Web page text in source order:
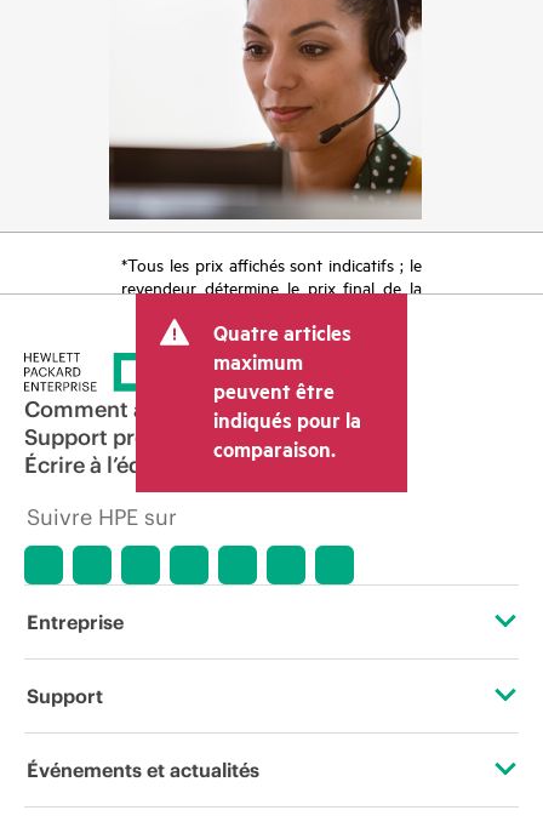
*Tous les prix affichés sont indicatifs ; le
revendeur détermine le prix final de la
tels que la TVA ou les taxes sur la vente
et les frais d’expédition. Le prix de la
transaction déterminé par le revendeur
peut varier par rapport à d’autres
revendeurs et au prix indicatif affiché.
Les prix indicatifs peuvent inclure des
offres promotionnelles limitées dans le
temps. HPE se réserve le droit d’ajuster
les prix à tout moment pour diverses
l’arrêt d’un produit, la disponibilité
période de promotion et des erreurs
dans les publicités.
Quatre articles
maximum
peuvent être
indiqués pour la
comparaison.
Comment acheter
Support produit
Écrire à l’équipe commerciale
Suivre HPE sur
Entreprise
À propos de HPE
Support
Services d’assistance opérationnelle (OSS)
Événements et actualités